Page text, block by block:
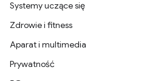
Systemy uczące się
Zdrowie i fitness
Aparat i multimedia
Prywatność